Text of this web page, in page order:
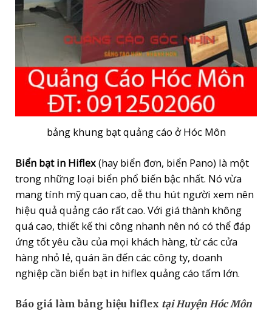
bảng khung bạt quảng cáo ở Hóc Môn
Biển bạt in Hiflex(hay biển đơn, biển Pano) là một
trong những loại biển phổ biến bậc nhất. Nó vừa
mang tính mỹ quan cao, dễ thu hút người xem nên
hiệu quả quảng cáo rất cao. Với giá thành không
quá cao, thiết kế thi công nhanh nên nó có thể đáp
ứng tốt yêu cầu của mọi khách hàng, từ các cửa
hàng nhỏ lẻ, quán ăn đến các công ty, doanh
nghiệp cần biển bạt in hiflex quảng cáo tấm lớn.
Báo giá làm bảng hiệu hiflex tại Huyện Hóc Môn